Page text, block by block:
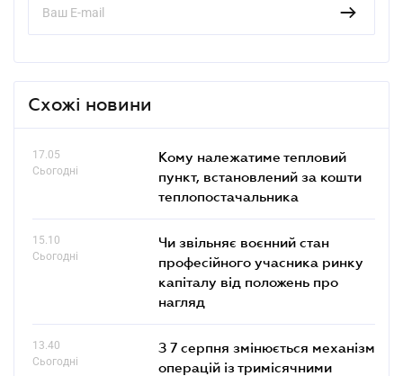
Схожі новини
17.05
Сьогодні
Кому належатиме тепловий
пункт, встановлений за кошти
теплопостачальника
15.10
Сьогодні
Чи звільняє воєнний стан
професійного учасника ринку
капіталу від положень про
нагляд
13.40
Сьогодні
З 7 серпня змінюється механізм
операцій із тримісячними